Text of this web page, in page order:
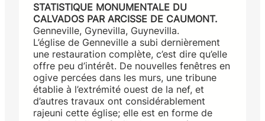
STATISTIQUE MONUMENTALE DU
CALVADOS PAR ARCISSE DE CAUMONT.
Genneville, Gynevilla, Guynevilla.
L’église de Genneville a subi dernièrement
une restauration complète, c’est dire qu’elle
offre peu d’intérêt. De nouvelles fenêtres en
ogive percées dans les murs, une tribune
établie à l’extrémité ouest de la nef, et
d’autres travaux ont considérablement
rajeuni cette église; elle est en forme de